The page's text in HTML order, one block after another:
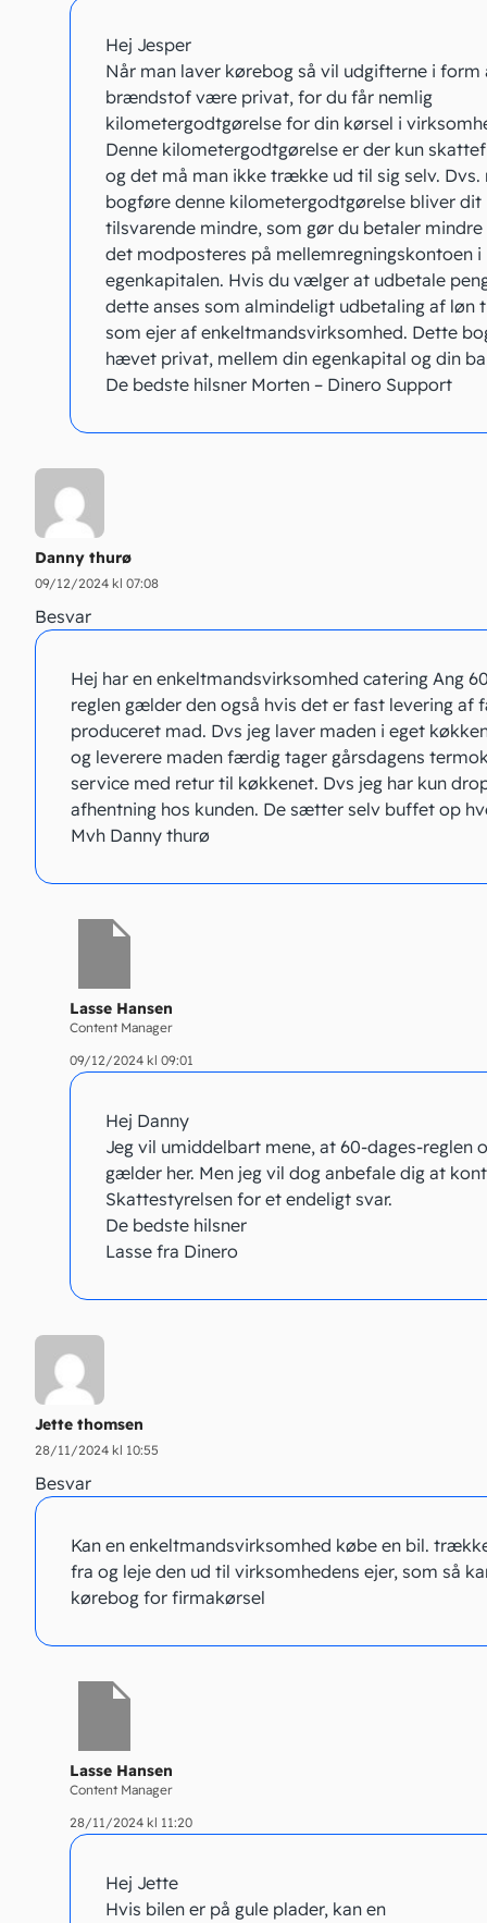
Hej Jesper
Når man laver kørebog så vil udgifterne i form
brændstof være privat, for du får nemlig
kilometergodtgørelse for din kørsel i
Denne kilometergodtgørelse er der kun
og det må man ikke trække ud til sig selv. Dvs.
bogføre denne kilometergodtgørelse bliver dit
tilsvarende mindre, som gør du betaler mindre
det modposteres på mellemregningskontoen i
egenkapitalen. Hvis du vælger at udbetale
dette anses som almindeligt udbetaling af løn
som ejer af enkeltmandsvirksomhed. Dette
hævet privat, mellem din egenkapital og din
De bedste hilsner Morten – Dinero Support
Danny thurø
09/12/2024 kl 07:08
Besvar
Hej har en enkeltmandsvirksomhed catering Ang
reglen gælder den også hvis det er fast levering af
produceret mad. Dvs jeg laver maden i eget
og leverere maden færdig tager gårsdagens
service med retur til køkkenet. Dvs jeg har kun
afhentning hos kunden. De sætter selv buffet op
Mvh Danny thurø
Lasse Hansen
Content Manager
09/12/2024 kl 09:01
Hej Danny
Jeg vil umiddelbart mene, at 60-dages-reglen
gælder her. Men jeg vil dog anbefale dig at
Skattestyrelsen for et endeligt svar.
De bedste hilsner
Lasse fra Dinero
Jette thomsen
28/11/2024 kl 10:55
Besvar
Kan en enkeltmandsvirksomhed købe en bil.
fra og leje den ud til virksomhedens ejer, som så
kørebog for firmakørsel
Lasse Hansen
Content Manager
28/11/2024 kl 11:20
Hej Jette
Hvis bilen er på gule plader, kan en